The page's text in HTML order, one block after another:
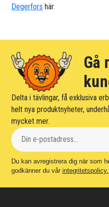
Degerfors här.
Gå
Delta i tävlingar, få exklusiva
helt nya produktnyheter,
mycket mer.
Du kan avregistrera dig när som
godkänner du vårintegritetspolicy.